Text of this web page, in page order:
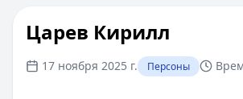
Царев Кирилл
17 ноября 2025 г. Персоны